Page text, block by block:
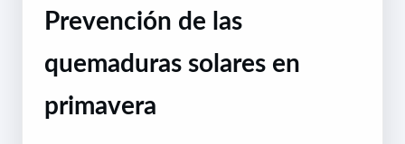
Prevención de las
quemaduras solares en
primavera